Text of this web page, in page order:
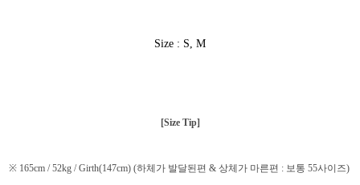
Size : S, M
[Size Tip]
※ 165cm / 52kg / Girth(147cm) (하체가 발달된편 & 상체가 마른편 : 보통 55사이즈)